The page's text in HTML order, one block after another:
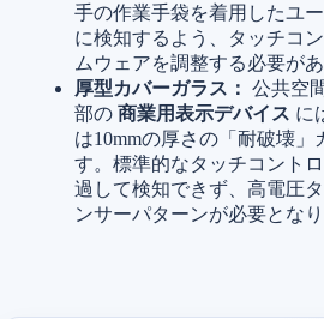
手の作業手袋を着用したユ
に検知するよう、タッチコ
ムウェアを調整する必要が
厚型カバーガラス： 公共空
部の 商業用表示デバイス に
は10mmの厚さの「耐破壊」
す。標準的なタッチコント
過して検知できず、高電圧
ンサーパターンが必要とな